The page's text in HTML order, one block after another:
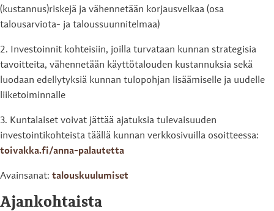
(kustannus)riskejä ja vähennetään korjausvelkaa (osa
talousarviota- ja taloussuunnitelmaa)
2. Investoinnit kohteisiin, joilla turvataan kunnan strategisia
tavoitteita, vähennetään käyttötalouden kustannuksia sekä
luodaan edellytyksiä kunnan tulopohjan lisäämiselle ja uudelle
liiketoiminnalle
3. Kuntalaiset voivat jättää ajatuksia tulevaisuuden
investointikohteista täällä kunnan verkkosivuilla osoitteessa:
toivakka.fi/anna-palautetta
Avainsanat: talouskuulumiset
Ajankohtaista